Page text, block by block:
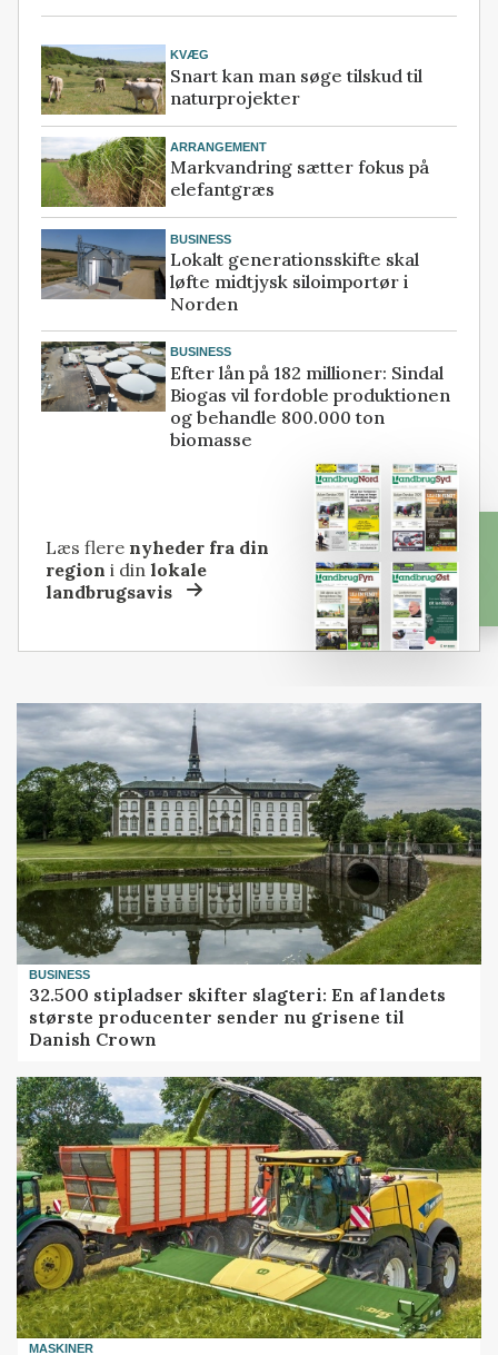
KVÆG
Snart kan man søge tilskud til
naturprojekter
ARRANGEMENT
Markvandring sætter fokus på
elefantgræs
BUSINESS
Lokalt generationsskifte skal
løfte midtjysk siloimportør i
Norden
BUSINESS
Efter lån på 182 millioner: Sindal
Biogas vil fordoble produktionen
og behandle 800.000 ton
biomasse
Læs flere nyheder fra din
region i dinlokale
landbrugsavis
BUSINESS
32.500 stipladser skifter slagteri: En af landets
største producenter sender nu grisene til
Danish Crown
MASKINER